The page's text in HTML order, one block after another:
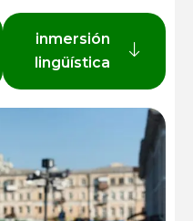
inmersión
lingüística